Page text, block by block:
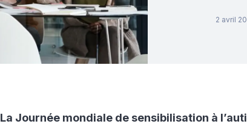
2 avril
La Journée mondiale de sensibilisation à